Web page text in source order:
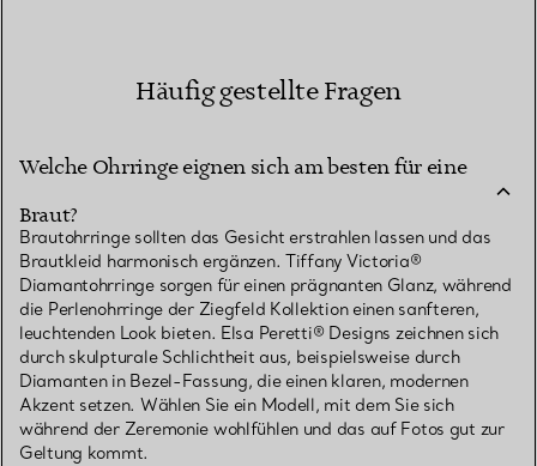
Häufig gestellte Fragen
Welche Ohrringe eignen sich am besten für eine
Braut?
Brautohrringe sollten das Gesicht erstrahlen lassen und das
Brautkleid harmonisch ergänzen. Tiffany Victoria®
Diamantohrringe sorgen für einen prägnanten Glanz, während
die Perlenohrringe der Ziegfeld Kollektion einen sanfteren,
leuchtenden Look bieten. Elsa Peretti® Designs zeichnen sich
durch skulpturale Schlichtheit aus, beispielsweise durch
Diamanten in Bezel-Fassung, die einen klaren, modernen
Akzent setzen. Wählen Sie ein Modell, mit dem Sie sich
während der Zeremonie wohlfühlen und das auf Fotos gut zur
Geltung kommt.